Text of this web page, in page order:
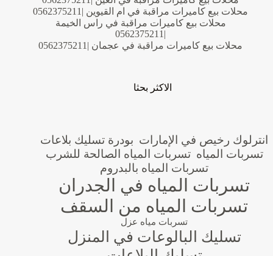
محلات بيع كاميرات مراقبة في ام القيوين |0562375211
محلات بيع كاميرات مراقبة في راس الخيمة
|0562375211
محلات بيع كاميرات مراقبة في عجمان |0562375211
الاكثر بحثا
انترلوك رخيص في الإمارات بودرة تسليك بلاعات
تسربات المياه تسربات المياه الصالحة للشرب
تسربات المياه بالبدروم
تسربات المياه في الجدران
تسربات المياه من السقف
تسربات مياه عزل
تسليك البالوعات في المنزل